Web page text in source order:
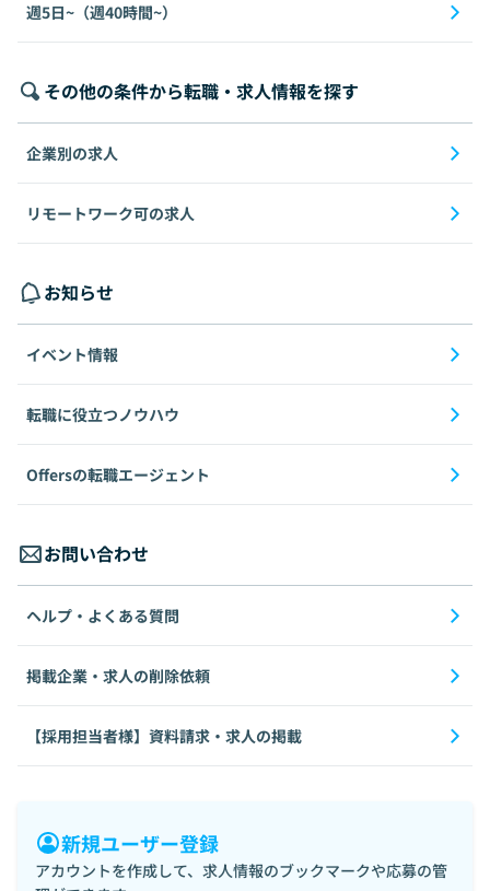
週5日~（週40時間~）
その他の条件から転職・求人情報を探す
企業別の求人
リモートワーク可の求人
お知らせ
イベント情報
転職に役立つノウハウ
Offersの転職エージェント
お問い合わせ
ヘルプ・よくある質問
掲載企業・求人の削除依頼
【採用担当者様】資料請求・求人の掲載
新規ユーザー登録
アカウントを作成して、求人情報のブックマークや応募の管